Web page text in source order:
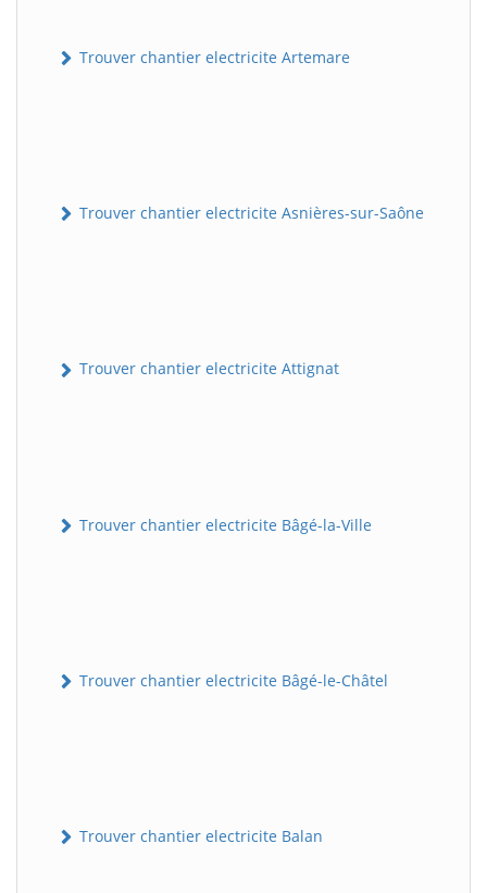
Trouver chantier electricite Artemare
Trouver chantier electricite Asnières-sur-Saône
Trouver chantier electricite Attignat
Trouver chantier electricite Bâgé-la-Ville
Trouver chantier electricite Bâgé-le-Châtel
Trouver chantier electricite Balan